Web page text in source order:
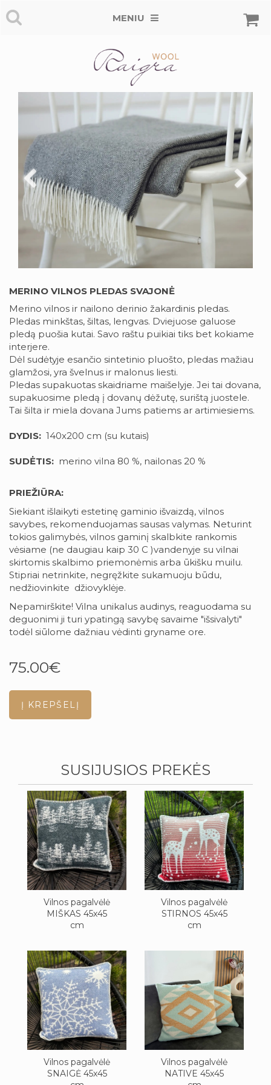
MENIU
MERINO VILNOS PLEDAS SVAJONĖ
Merino vilnos ir nailono derinio žakardinis pledas.
Pledas minkštas, šiltas, lengvas. Dviejuose galuose
pledą puošia kutai. Savo raštu puikiai tiks bet kokiame
interjere.
Dėl sudėtyje esančio sintetinio pluošto, pledas mažiau
glamžosi, yra švelnus ir malonus liesti.
Pledas supakuotas skaidriame maišelyje. Jei tai dovana,
supakuosime pledą į dovanų dėžutę, surištą juostele.
Tai šilta ir miela dovana Jums patiems ar artimiesiems.
DYDIS: 140x200 cm (su kutais)
SUDĖTIS: merino vilna 80 %, nailonas 20 %
PRIEŽIŪRA:
Siekiant išlaikyti estetinę gaminio išvaizdą, vilnos
savybes, rekomenduojamas sausas valymas. Neturint
tokios galimybės, vilnos gaminį skalbkite rankomis
vėsiame (ne daugiau kaip 30 C )vandenyje su vilnai
skirtomis skalbimo priemonėmis arba ūkišku muilu.
Stipriai netrinkite, negręžkite sukamuoju būdu,
nedžiovinkite džiovyklėje.
Nepamirškite! Vilna unikalus audinys, reaguodama su
deguonimi ji turi ypatingą savybę savaime "išsivalyti"
todėl siūlome dažniau vėdinti gryname ore.
75.00€
SUSIJUSIOS PREKĖS
Vilnos pagalvėlė
MIŠKAS 45x45
cm
Vilnos pagalvėlė
STIRNOS 45x45
cm
Vilnos pagalvėlė
SNAIGĖ 45x45
Vilnos pagalvėlė
NATIVE 45x45